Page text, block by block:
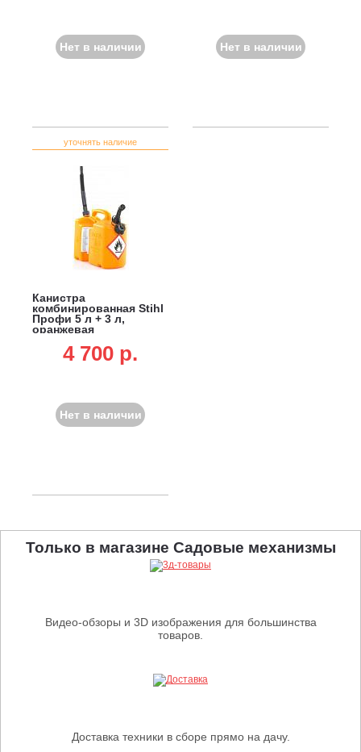
Нет в наличии Нет в наличии
уточнять наличие
Канистра
комбинированная Stihl
Профи 5 л + 3 л,
оранжевая
4 700 p.
Нет в наличии
Только в магазине Садовые механизмы
Видео-обзоры и 3D изображения для большинства
товаров.
Доставка техники в сборе прямо на дачу.